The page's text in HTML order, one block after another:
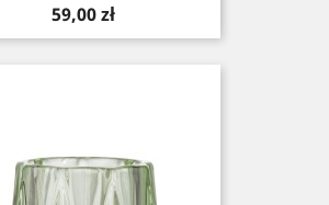
Cena
59,00 zł